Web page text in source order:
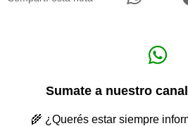
Sumate a nuestro
🌾 ¿Querés estar siempre